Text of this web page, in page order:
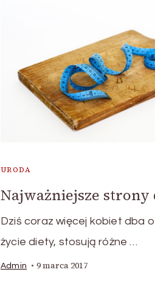
URODA
Najważniejsze
Dziś coraz więcej kobiet dba
życie diety, stosują różne …
Admin 9 marca 2017